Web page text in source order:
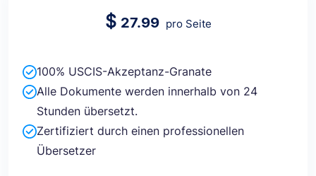
$ 27.99 pro Seite
100% USCIS-Akzeptanz-Granate
Alle Dokumente werden innerhalb von 24
Stunden übersetzt.
Zertifiziert durch einen professionellen
Übersetzer